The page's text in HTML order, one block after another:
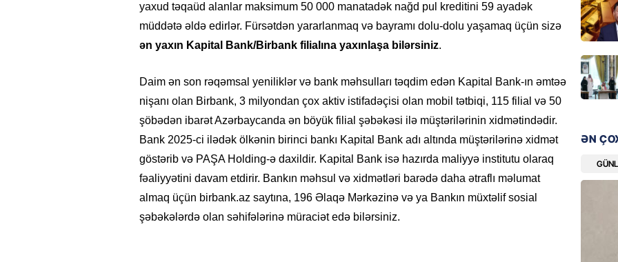
yaxud təqaüd alanlar maksimum 50 000 manatadək nağd pul kreditini 59 ayadək
müddətə əldə edirlər. Fürsətdən yararlanmaq və bayramı dolu-dolu yaşamaq üçün sizə
ən yaxın Kapital Bank/Birbank filialına yaxınlaşa bilərsiniz.
Daim ən son rəqəmsal yeniliklər və bank məhsulları təqdim edən Kapital Bank-ın əmtəə
nişanı olan Birbank, 3 milyondan çox aktiv istifadəçisi olan mobil tətbiqi, 115 filial və 50
şöbədən ibarət Azərbaycanda ən böyük filial şəbəkəsi ilə müştərilərinin xidmətindədir.
Bank 2025-ci ilədək ölkənin birinci bankı Kapital Bank adı altında müştərilərinə xidmət
göstərib və PAŞA Holding-ə daxildir. Kapital Bank isə hazırda maliyyə institutu olaraq
fəaliyyətini davam etdirir. Bankın məhsul və xidmətləri barədə daha ətraflı məlumat
almaq üçün birbank.az saytına, 196 Əlaqə Mərkəzinə və ya Bankın müxtəlif sosial
şəbəkələrdə olan səhifələrinə müraciət edə bilərsiniz.
İDMAN
HADISƏ
ƏN